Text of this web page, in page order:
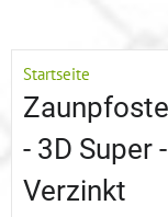
Startseite
- 3D Super
Verzinkt